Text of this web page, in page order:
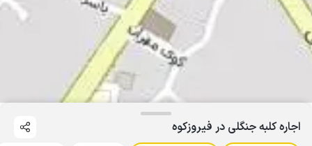
اجاره کلبه جنگلی در فیروزکوه